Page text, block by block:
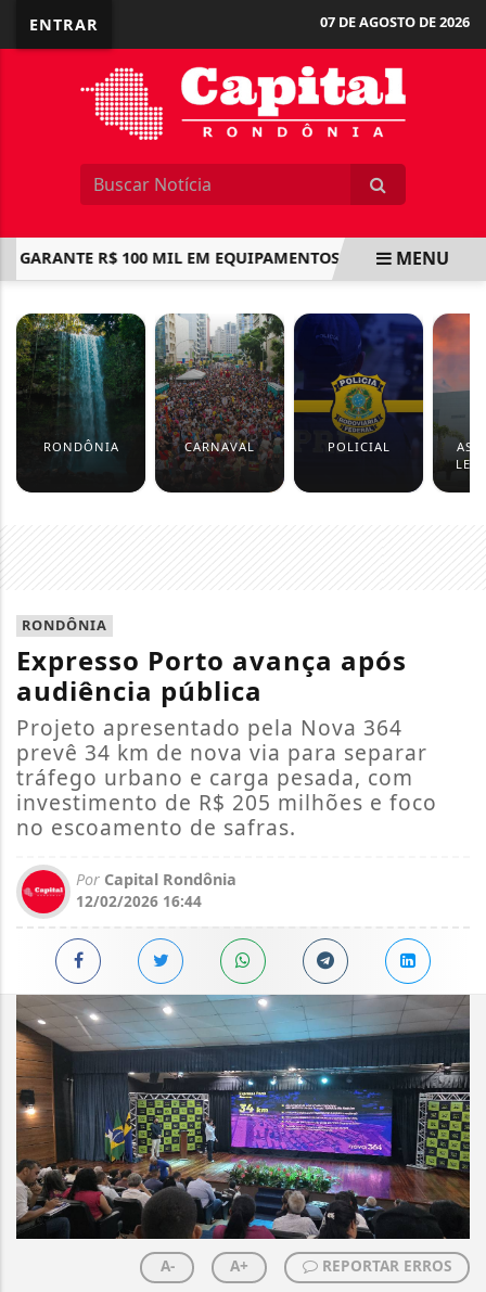
ENTRAR 07 DE AGOSTO DE 2026
R$ 100 MIL EM EQUIPAMENTOS PARA FORTALECER
MENU
RONDÔNIA CARNAVAL POLICIAL
RONDÔNIA
Expresso Porto avança após
audiência pública
Projeto apresentado pela Nova 364
prevê 34 km de nova via para separar
tráfego urbano e carga pesada, com
investimento de R$ 205 milhões e foco
no escoamento de safras.
Por Capital Rondônia
12/02/2026 16:44
A- A+ REPORTAR ERROS